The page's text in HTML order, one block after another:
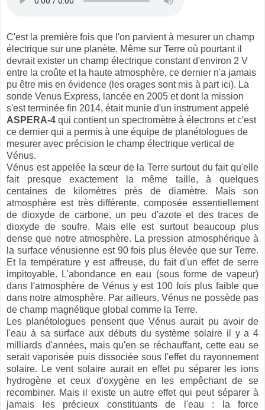
C'est la première fois que l'on parvient à mesurer un champ
électrique sur une planète. Même sur Terre où pourtant il
devrait exister un champ électrique constant d'environ 2 V
entre la croûte et la haute atmosphère, ce dernier n'a jamais
pu être mis en évidence (les orages sont mis à part ici). La
sonde Venus Express, lancée en 2005 et dont la mission
s'est terminée fin 2014, était munie d'un instrument appelé
ASPERA-4 qui contient un spectromètre à électrons et c'est
ce dernier qui a permis à une équipe de planétologues de
mesurer avec précision le champ électrique vertical de
Vénus.
Vénus est appelée la sœur de la Terre surtout du fait qu'elle
fait presque exactement la même taille, à quelques
centaines de kilomètres près de diamètre. Mais son
atmosphère est très différente, composée essentiellement
de dioxyde de carbone, un peu d'azote et des traces de
dioxyde de soufre. Mais elle est surtout beaucoup plus
dense que notre atmosphère. La pression atmosphérique à
la surface vénusienne est 90 fois plus élevée que sur Terre.
Et la température y est affreuse, du fait d'un effet de serre
impitoyable. L'abondance en eau (sous forme de vapeur)
dans l'atmosphère de Vénus y est 100 fois plus faible que
dans notre atmosphère. Par ailleurs, Vénus ne possède pas
de champ magnétique global comme la Terre.
Les planétologues pensent que Vénus aurait pu avoir de
l'eau à sa surface aux débuts du système solaire il y a 4
milliards d'années, mais qu'en se réchauffant, cette eau se
serait vaporisée puis dissociée sous l'effet du rayonnement
solaire. Le vent solaire aurait en effet pu séparer les ions
hydrogène et ceux d'oxygène en les empêchant de se
recombiner. Mais il existe un autre effet qui peut séparer à
jamais les précieux constituants de l'eau : la force